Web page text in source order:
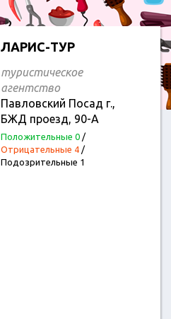
ЛАРИС-ТУР
туристическое
агентство
Павловский Посад г.,
БЖД проезд, 90-А
Положительные 0/
Отрицательные 4/
Подозрительные 1